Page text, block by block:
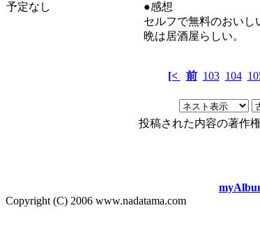
予定なし
●感想
セルフで無料のおいし
晩は居酒屋らしい。
[< 前 103 104
投稿された内容の著作
Copyright (C) 2006 www.nadatama.com